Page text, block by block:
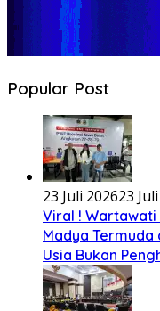
Popular Post
23 Juli 202623
Viral ! Wartawati
Madya Termuda
Usia Bukan